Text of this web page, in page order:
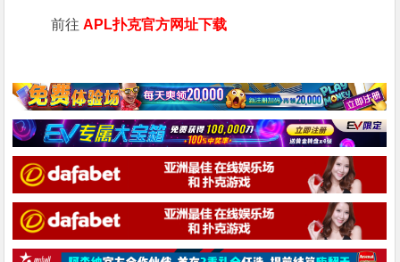
前往APL扑克官方网址下载